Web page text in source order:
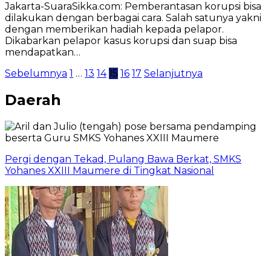
Jakarta-SuaraSikka.com: Pemberantasan korupsi bisa
dilakukan dengan berbagai cara. Salah satunya yakni
dengan memberikan hadiah kepada pelapor.
Dikabarkan pelapor kasus korupsi dan suap bisa
mendapatkan…
Paginasi
pos
Sebelumnya 1 … 13 14 15 16 17 Selanjutnya
Daerah
Pergi dengan Tekad, Pulang Bawa Berkat, SMKS
Yohanes XXIII Maumere di Tingkat Nasional